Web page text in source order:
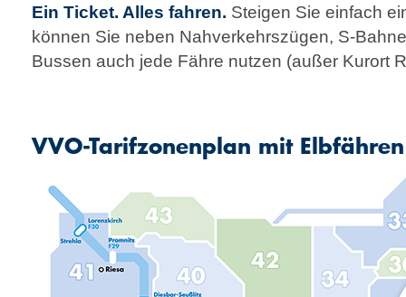
Ein Ticket. Alles fahren. Steigen Sie einfach
können Sie neben Nah­verkehrs­zügen, S-
Bussen auch jede Fähre nutzen (außer Kurort
VVO-Tarifzonenplan mit Elbfähren